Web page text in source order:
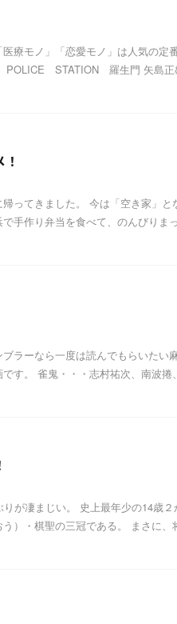
療モノ」「恋愛モノ」は人気の定
POLICE STATION 羅生門 矢島正
ってきました。 今は「空き家」
手作り弁当を食べて、のんびりま
ラーなら一度は読んでもらいたい
す。 雀鬼・・・志村祐次、南波
が凄まじい。 史上最年少の14歳
）・棋聖の三冠である。 まさに、